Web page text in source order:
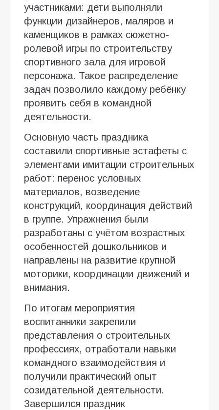
участниками: дети выполняли
функции дизайнеров, маляров и
каменщиков в рамках сюжетно-
ролевой игры по строительству
спортивного зала для игровой
персонажа. Такое распределение
задач позволило каждому ребёнку
проявить себя в командной
деятельности.
Основную часть праздника
составили спортивные эстафеты с
элементами имитации строительных
работ: перенос условных
материалов, возведение
конструкций, координация действий
в группе. Упражнения были
разработаны с учётом возрастных
особенностей дошкольников и
направлены на развитие крупной
моторики, координации движений и
внимания.
По итогам мероприятия
воспитанники закрепили
представления о строительных
профессиях, отработали навыки
командного взаимодействия и
получили практический опыт
созидательной деятельности.
Завершился праздник